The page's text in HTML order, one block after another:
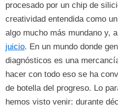
procesado por un chip de
creatividad entendida como
algo mucho más mundano y,
juicio. En un mundo donde
diagnósticos es una
hacer con todo eso se ha
de botella del progreso. Lo
hemos visto venir: durante